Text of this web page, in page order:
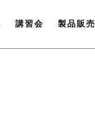
講習会 製品販売